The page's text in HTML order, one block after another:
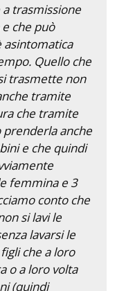
trasmissione
che può
asintomatica
Quello che
trasmette non
tramite
che tramite
anche
e che quindi
femmina e 3
conto che
si lavi le
lavarsi le
che a loro
o a loro volta
(quindi